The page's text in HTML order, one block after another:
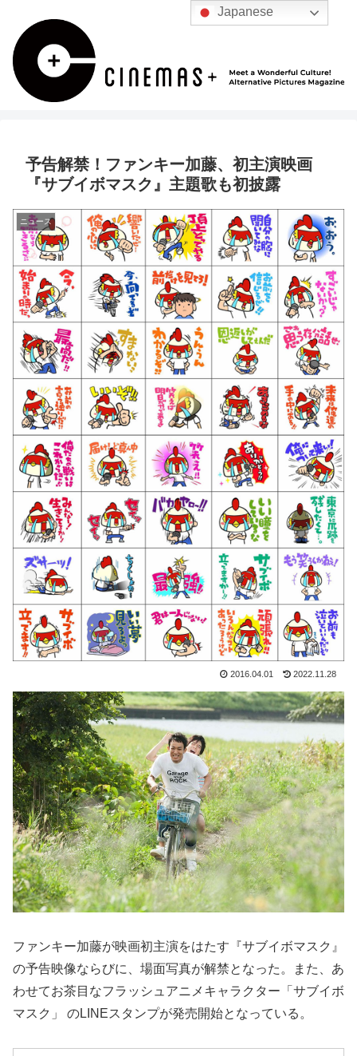
予告解禁！ファンキー加藤、初主演映画
『サブイボマスク』主題歌も初披露
ニュース
2016.04.01 2022.11.28
ファンキー加藤が映画初主演をはたす『サブイボマスク』
の予告映像ならびに、場面写真が解禁となった。また、あ
わせてお茶目なフラッシュアニメキャラクター「サブイボ
マスク」 のLINEスタンプが発売開始となっている。
Japanese